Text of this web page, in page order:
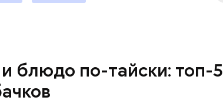
и блюдо по-тайски: топ-5